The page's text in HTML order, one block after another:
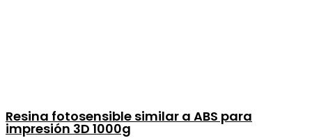
Resina fotosensible similar a ABS para
impresión 3D 1000g